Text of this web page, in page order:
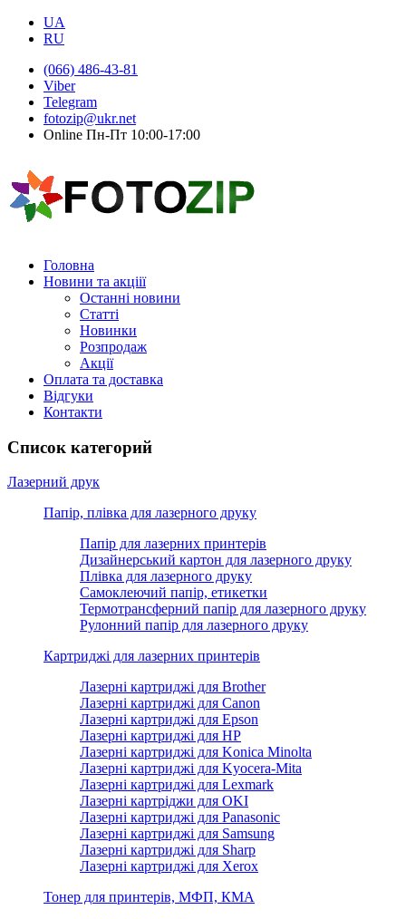
UA
RU
(066) 486-43-81
Viber
Telegram
fotozip@ukr.net
Online Пн-Пт 10:00-17:00
Головна
Новини та акціії
Останні новини
Статті
Новинки
Розпродаж
Акції
Оплата та доставка
Відгуки
Контакти
Список категорий
Лазерний друк
Папір, плівка для лазерного друку
Папір для лазерних принтерів
Дизайнерський картон для лазерного друку
Плівка для лазерного друку
Самоклеючий папір, етикетки
Термотрансферний папір для лазерного друку
Рулонний папір для лазерного друку
Картриджі для лазерних принтерів
Лазерні картриджі для Brother
Лазерні картриджі для Canon
Лазерні картриджі для Epson
Лазерні картриджі для HP
Лазерні картриджі для Konica Minolta
Лазерні картриджі для Kyocera-Mita
Лазерні картриджі для Lexmark
Лазерні картріджи для OKI
Лазерні картриджі для Panasonic
Лазерні картриджі для Samsung
Лазерні картриджі для Sharp
Лазерні картриджі для Xerox
Тонер для принтерів, МФП, КМА